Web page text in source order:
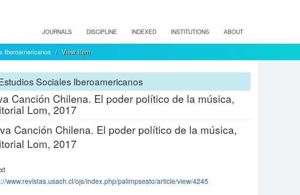
JOURNALS DISCIPLINE INDEXED INSTITUTIONS ABOUT
Iberoamericanos View Item
Sociales Iberoamericanos
Canción Chilena. El poder político de la música,
Lom, 2017
Canción Chilena. El poder político de la música,
Lom, 2017
www.revistas.usach.cl/ojs/index.php/palimpsesto/article/view/4245